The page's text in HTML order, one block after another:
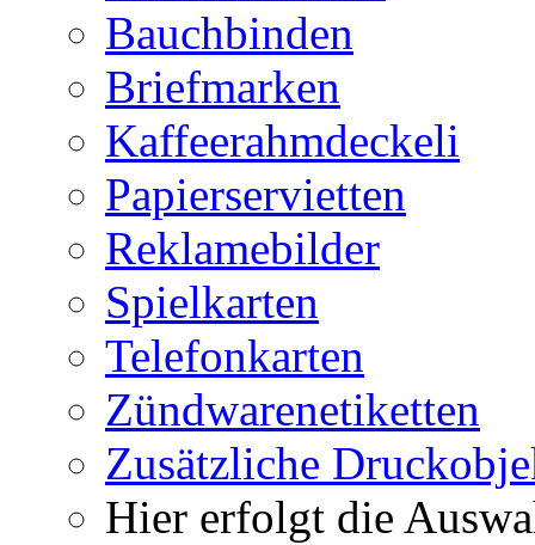
Bauchbinden
Briefmarken
Kaffeerahmdeckeli
Papierservietten
Reklamebilder
Spielkarten
Telefonkarten
Zündwarenetiketten
Zusätzliche
Hier erfolgt die